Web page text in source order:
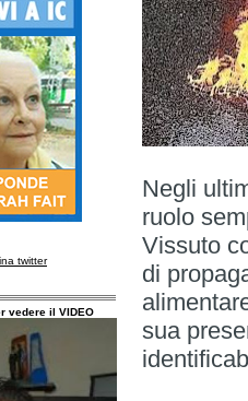
twitter
vedere il VIDEO
Negli
ruolo
Vissuto
di
sua